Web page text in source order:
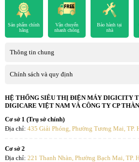
Sản phẩm chính
hãng
Vận chuyển
nhanh chóng
Bảo hành tại
nhà
Thông tin chung
Chính sách và quy định
HỆ THỐNG SIÊU THỊ ĐIỆN MÁY DIGICITY
DIGICARE VIỆT NAM VÀ CÔNG TY CP
Cơ sở 1 (Trụ sở chính)
Địa chỉ: 435 Giải Phóng, Phường Tương Mai, TP.
Cơ sở 2
Địa chỉ: 221 Thanh Nhàn, Phường Bạch Mai, TP.